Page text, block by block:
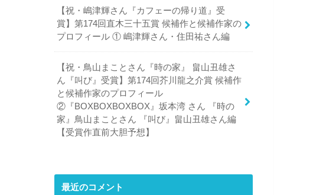
【祝・嶋津輝さん『カフェーの帰り道』受
賞】第174回直木三十五賞 候補作と候補作家の
プロフィール ① 嶋津輝さん・住田祐さん編
【祝・鳥山まことさん『時の家』 畠山丑雄さ
ん『叫び』受賞】第174回芥川龍之介賞 候補作
と候補作家のプロフィール
②『BOXBOXBOXBOX』坂本湾 さん 『時の
家』鳥山まことさん 『叫び』畠山丑雄さん編
【受賞作直前大胆予想】
最近のコメント